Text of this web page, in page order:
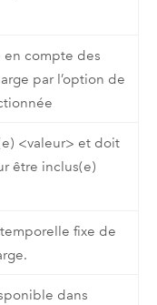
en compte des
par l’option de
<valeur> et doit
être inclus(e)
fixe de
dans